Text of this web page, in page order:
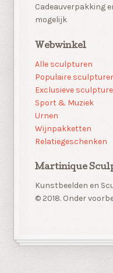
Cadeauverpakking
mogelijk
Webwinkel
Alle sculpturen
Populaire
Exclusieve
Sport & Muziek
Urnen
Wijnpakketten
Relatiegeschenken
Martinique
Kunstbeelden en
© 2018. Onder